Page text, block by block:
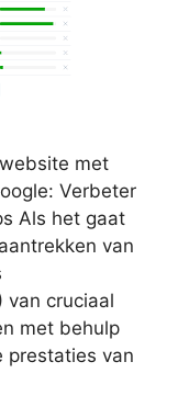
met
Verbeter
Als het gaat
van
van cruciaal
met behulp
prestaties van